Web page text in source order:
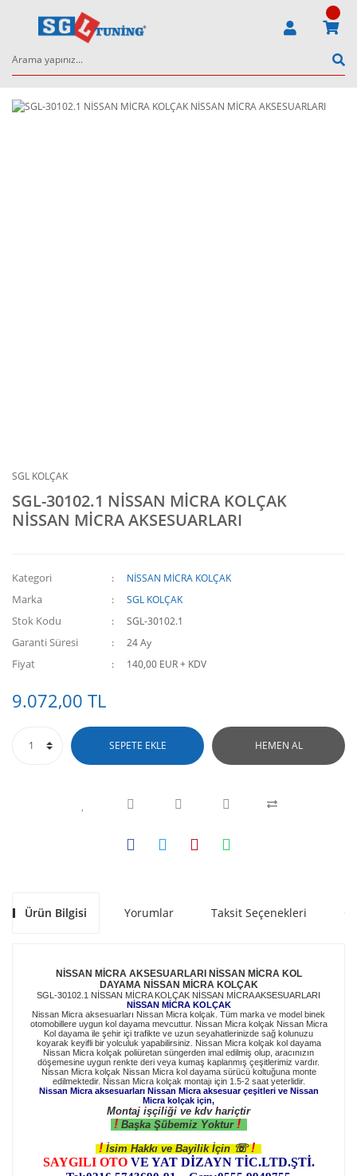
SGL KOLÇAK
SGL-30102.1 NİSSAN MİCRA KOLÇAK
NİSSAN MİCRA AKSESUARLARI
Kategori NİSSAN MİCRA KOLÇAK
Marka SGL KOLÇAK
Stok Kodu SGL-30102.1
Garanti Süresi 24 Ay
Fiyat 140,00 EUR + KDV
9.072,00 TL
SEPETE EKLE HEMEN AL
Ürün Bilgisi Yorumlar Taksit Seçenekleri
NİSSAN MİCRA AKSESUARLARI NİSSAN MİCRA KOL
DAYAMA NİSSAN MİCRA KOLÇAK
SGL-30102.1 NİSSAN MİCRA KOLÇAK NİSSAN MİCRA AKSESUARLARI
NİSSAN MİCRA KOLÇAK
Nissan Micra aksesuarları Nissan Micra kolçak. Tüm marka ve model binek
otomobillere uygun kol dayama mevcuttur. Nissan Micra kolçak Nissan Micra
Kol dayama ile şehir içi trafikte ve uzun seyahatlerinizde sağ kolunuzu
koyarak keyifli bir yolculuk yapabilirsiniz. Nissan Micra kolçak kol dayama
Nissan Micra kolçak poliüretan süngerden imal edilmiş olup, aracınızın
döşemesine uygun renkte deri veya kumaş kaplanmış çeşitlerimiz vardır.
Nissan Micra kolçak Nissan Micra kol dayama sürücü koltuğuna monte
edilmektedir. Nissan Micra kolçak montajı için 1.5-2 saat yeterlidir.
Nissan Micra aksesuarları Nissan Micraaksesuar çeşitleri ve Nissan
Micra kolçak için,
Montaj işçiliği ve kdv hariçtir
! Başka Şübemiz Yoktur !
! İsim Hakkı ve Bayilik İçin☏ !
SAYGILI OTOVE YAT DİZAYN TİC.LTD.ŞTİ.